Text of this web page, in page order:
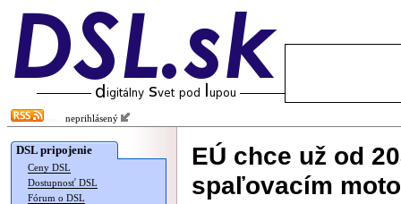
neprihlásený
DSL pripojenie
Ceny DSL
Dostupnosť DSL
Fórum o DSL
EÚ chce už od
spaľovacím